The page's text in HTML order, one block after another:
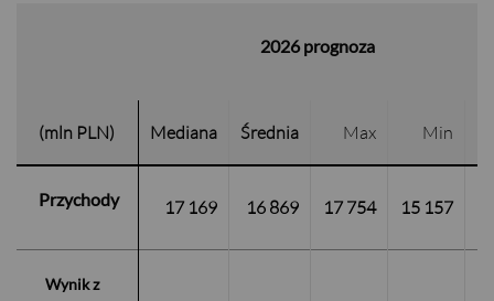
2026 prognoza
(mln PLN) Mediana Średnia Max Min
Przychody 17 169 16 869 17 754 15 157
Wynik z